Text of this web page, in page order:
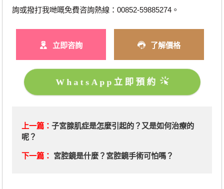
詢或撥打我哋嘅免費咨詢熱線：00852-59885274。
立即咨詢 了解價格
WhatsApp立即預約
上一篇： 子宮腺肌症是怎麼引起的？又是如何治療的
呢？
下一篇： 宮腔鏡是什麼？宮腔鏡手術可怕嗎？